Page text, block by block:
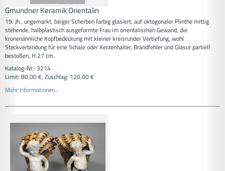
Gmundner Keramik Orientalin
19. Jh., ungemarkt, beiger Scherben farbig glasiert, auf oktogonaler Plinthe mittig
stehende, halbplastisch ausgeformte Frau im orientalischen Gewand, die
kronenähnliche Kopfbedeckung mit kleiner kreisrunder Vertiefung, wohl
Steckverbindung für eine Schale oder Kerzenhalter, Brandfehler und Glasur partiell
bestoßen, H 27 cm.
Katalog-Nr.: 3214
Limit: 80,00 €, Zuschlag: 120,00 €
Mehr Informationen...